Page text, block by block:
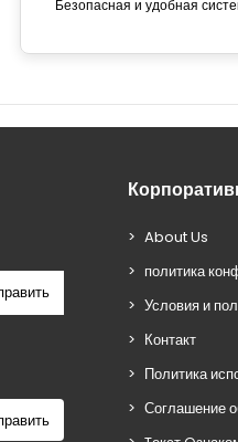
Безопасная и удобная
About Us
политика
Условия и
Контакт
Политика
Соглашение